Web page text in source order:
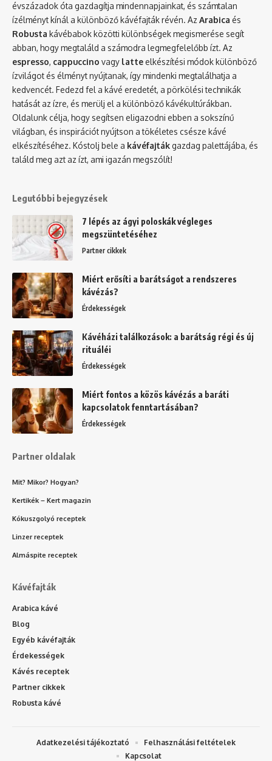
évszázadok óta gazdagítja mindennapjainkat, és számtalan
ízélményt kínál a különböző kávéfajták révén. Az Arabica és
Robusta kávébabok közötti különbségek megismerése segít
abban, hogy megtaláld a számodra legmegfelelőbb ízt. Az
espresso, cappuccino vagy latte elkészítési módok különböző
ízvilágot és élményt nyújtanak, így mindenki megtalálhatja a
kedvencét. Fedezd fel a kávé eredetét, a pörkölési technikák
hatását az ízre, és merülj el a különböző kávékultúrákban.
Oldalunk célja, hogy segítsen eligazodni ebben a sokszínű
világban, és inspirációt nyújtson a tökéletes csésze kávé
elkészítéséhez. Kóstolj bele a kávéfajtákgazdag palettájába, és
találd meg azt az ízt, ami igazán megszólít!
Legutóbbi bejegyzések
7 lépés az ágyi poloskák végleges
megszüntetéséhez
Partner cikkek
Miért erősíti a barátságot a rendszeres
kávézás?
Érdekességek
Kávéházi találkozások: a barátság régi és új
rituáléi
Érdekességek
Miért fontos a közös kávézás a baráti
kapcsolatok fenntartásában?
Érdekességek
Partner oldalak
Mit? Mikor? Hogyan?
Kertikék – Kert magazin
Kókuszgolyó receptek
Linzer receptek
Almáspite receptek
Kávéfajták
Arabica kávé
Blog
Egyéb kávéfajták
Érdekességek
Kávés receptek
Partner cikkek
Robusta kávé
Adatkezelési tájékoztató
Felhasználási feltételek
Kapcsolat